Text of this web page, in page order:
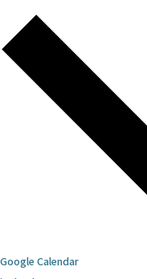
Google Calendar